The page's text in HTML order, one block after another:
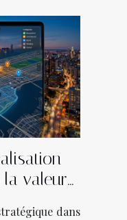
la valeur
dans